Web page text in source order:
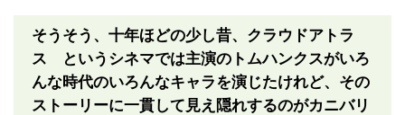
そうそう、十年ほどの少し昔、クラウドアトラ
ス というシネマでは主演のトムハンクスがいろ
んな時代のいろんなキャラを演じたけれど、その
ストーリーに一貫して見え隠れするのがカニバリ